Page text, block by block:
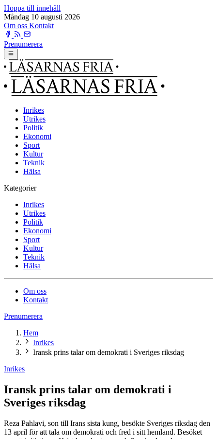
Hoppa till innehåll
Måndag 10 augusti 2026
Om oss Kontakt
Prenumerera
Inrikes
Utrikes
Politik
Ekonomi
Sport
Kultur
Teknik
Hälsa
Kategorier
Inrikes
Utrikes
Politik
Ekonomi
Sport
Kultur
Teknik
Hälsa
Om oss
Kontakt
Prenumerera
Hem
Inrikes
Iransk prins talar om demokrati i Sveriges riksdag
Inrikes
Iransk prins talar om demokrati i
Sveriges riksdag
Reza Pahlavi, son till Irans sista kung, besökte Sveriges riksdag den
13 april för att tala om demokrati och fred i sitt hemland. Besöket